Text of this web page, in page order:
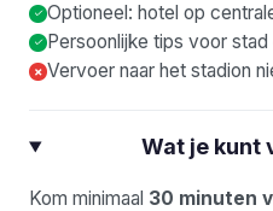
Optioneel: hotel op
Persoonlijke tips voor stad
× Vervoer naar het stadion
Wat je kunt
Kom minimaal 30 minuten